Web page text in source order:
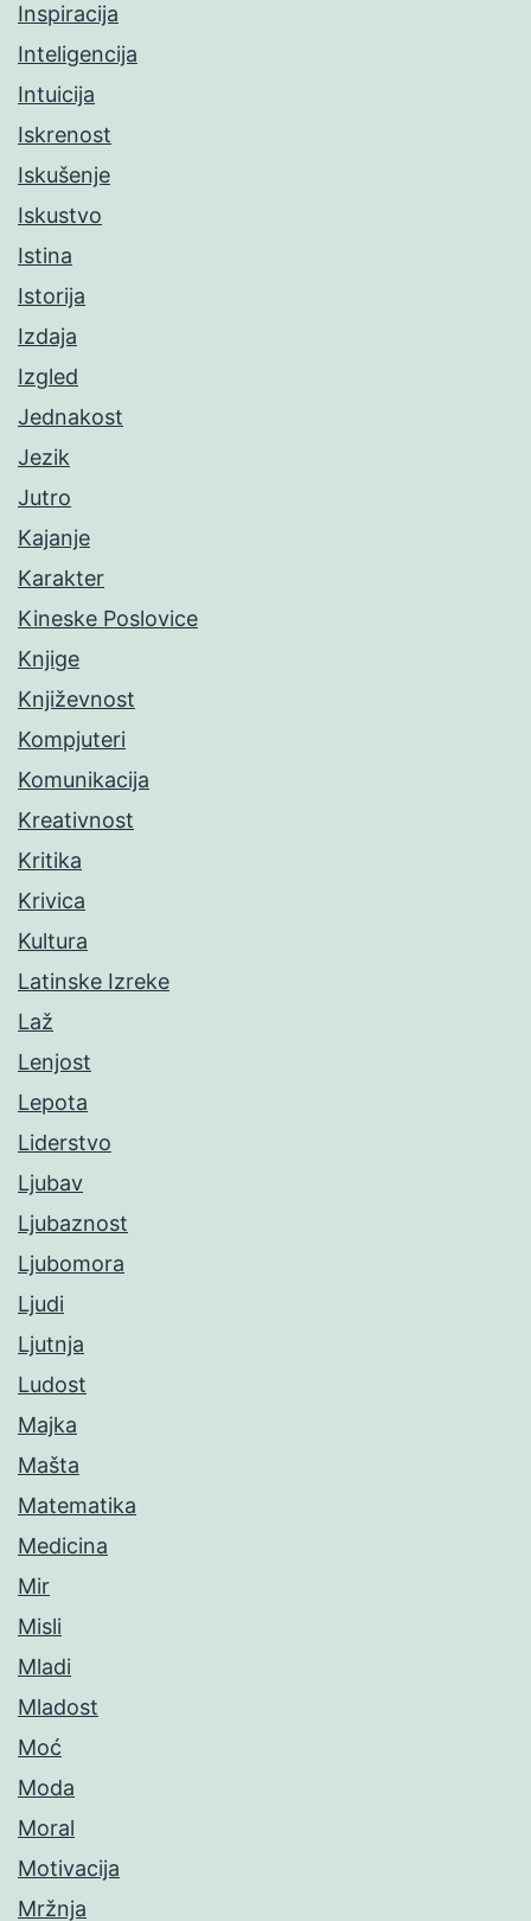
Inspiracija
Inteligencija
Intuicija
Iskrenost
Iskušenje
Iskustvo
Istina
Istorija
Izdaja
Izgled
Jednakost
Jezik
Jutro
Kajanje
Karakter
Kineske Poslovice
Knjige
Književnost
Kompjuteri
Komunikacija
Kreativnost
Kritika
Krivica
Kultura
Latinske Izreke
Laž
Lenjost
Lepota
Liderstvo
Ljubav
Ljubaznost
Ljubomora
Ljudi
Ljutnja
Ludost
Majka
Mašta
Matematika
Medicina
Mir
Misli
Mladi
Mladost
Moć
Moda
Moral
Motivacija
Mržnja